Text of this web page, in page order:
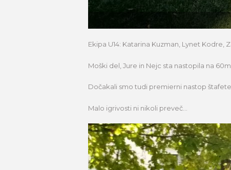
Ekipa U14: Katarina Kuzman, Lynet Kodre,
Moški del, Jure in Nejc sta nastopila na
Dočakali smo tudi premierni nastop
Malo igrivosti ni nikoli preveč…